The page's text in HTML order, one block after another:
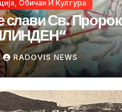
Обичаи И Култура
слави Св. Пророк
RADOVIS NEWS